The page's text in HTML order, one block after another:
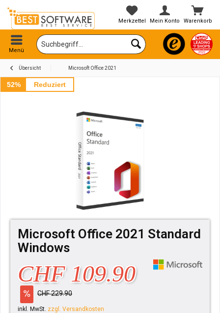
Warenkorb
Merkzettel Mein Konto
Menü
Übersicht Microsoft Office 2021
52% Reduziert
Microsoft Office 2021 Standard
Windows
CHF 109.90
CHF 229.90
inkl. MwSt. zzgl. Versandkosten